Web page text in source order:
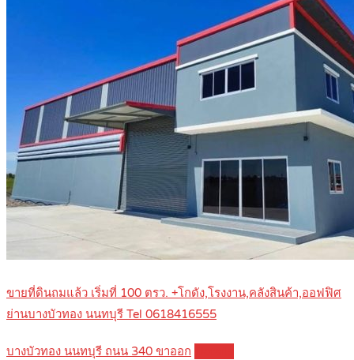
ขายที่ดินถมแล้ว เริ่มที่ 100 ตรว. +โกดัง,โรงงาน,คลังสินค้า,ออฟฟิศ
ย่านบางบัวทอง นนทบุรี Tel 0618416555
บางบัวทอง นนทบุรี ถนน 340 ขาออก